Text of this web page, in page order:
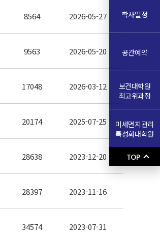
8564 2026-05-27
9563 2026-05-20
17048 2026-03-12
20174 2025-07-25
28638 2023-12-20
28397 2023-11-16
34574 2023-07-31
학사일정
공간예약
보건대학원
최고위과정
미세먼지관리
특성화대학원
TOP